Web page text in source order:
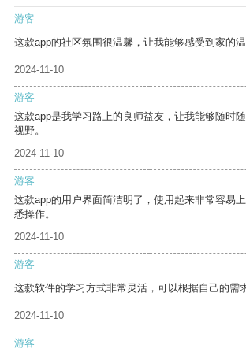
游客
这款app的社区氛围很温馨，让我能够感受到家的温
2024-11-10
游客
这款app是我学习路上的良师益友，让我能够随时
视野。
2024-11-10
游客
这款app的用户界面简洁明了，使用起来非常容易
悉操作。
2024-11-10
游客
这款软件的学习方式非常灵活，可以根据自己的需
2024-11-10
游客